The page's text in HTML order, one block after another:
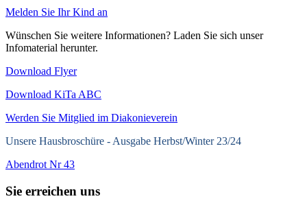
Melden Sie Ihr Kind an
Wünschen Sie weitere Informationen? Laden Sie sich unser
Infomaterial herunter.
Download Flyer
Download KiTa ABC
Werden Sie Mitglied im Diakonieverein
Unsere Hausbroschüre - Ausgabe Herbst/Winter 23/24
Abendrot Nr 43
Sie erreichen uns